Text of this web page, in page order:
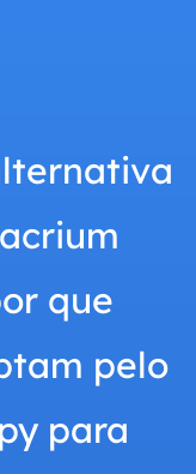
que
pelo
para